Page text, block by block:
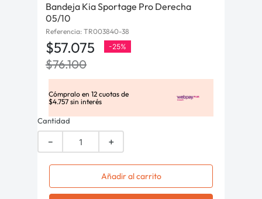
Bandeja Kia Sportage Pro Derecha
05/10
Referencia: TR003840-38
$57.075 -25%
$76.100
Cómpralo en 12 cuotas de
$4.757 sin interés
Cantidad
＋
－
Añadir al carrito